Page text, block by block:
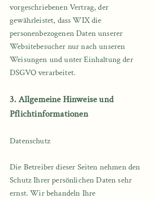
vorgeschriebenen Vertrag, der
gewährleistet, dass WIX die
personenbezogenen Daten unserer
Websitebesucher nur nach unseren
Weisungen und unter Einhaltung der
DSGVO verarbeitet.​
3. Allgemeine Hinweise und
Pflichtinformationen
Datenschutz​
Die Betreiber dieser Seiten nehmen den
Schutz Ihrer persönlichen Daten sehr
ernst. Wir behandeln Ihre